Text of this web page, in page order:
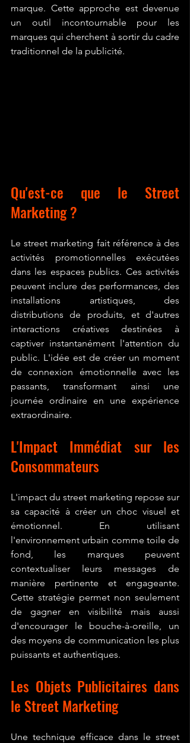
marque. Cette approche est devenue
un outil incontournable pour les
marques qui cherchent à sortir du cadre
traditionnel de la publicité.
Qu'est-ce que le Street
Marketing ?
Le street marketing fait référence à des
activités promotionnelles exécutées
dans les espaces publics. Ces activités
peuvent inclure des performances, des
installations artistiques, des
distributions de produits, et d'autres
interactions créatives destinées à
captiver instantanément l'attention du
public. L'idée est de créer un moment
de connexion émotionnelle avec les
passants, transformant ainsi une
journée ordinaire en une expérience
extraordinaire.
L'Impact Immédiat sur les
Consommateurs
L'impact du street marketing repose sur
sa capacité à créer un choc visuel et
émotionnel. En utilisant
l'environnement urbain comme toile de
fond, les marques peuvent
contextualiser leurs messages de
manière pertinente et engageante.
Cette stratégie permet non seulement
de gagner en visibilité mais aussi
d'encourager le bouche-à-oreille, un
des moyens de communication les plus
puissants et authentiques.
Les Objets Publicitaires dans
le Street Marketing
Une technique efficace dans le street